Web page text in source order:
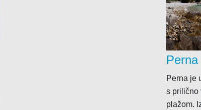
Pekarskim
Prodaja plina
Repromaterijalom
Riboopreme i nautike
Perna
Perna je
s prilično
plažom.